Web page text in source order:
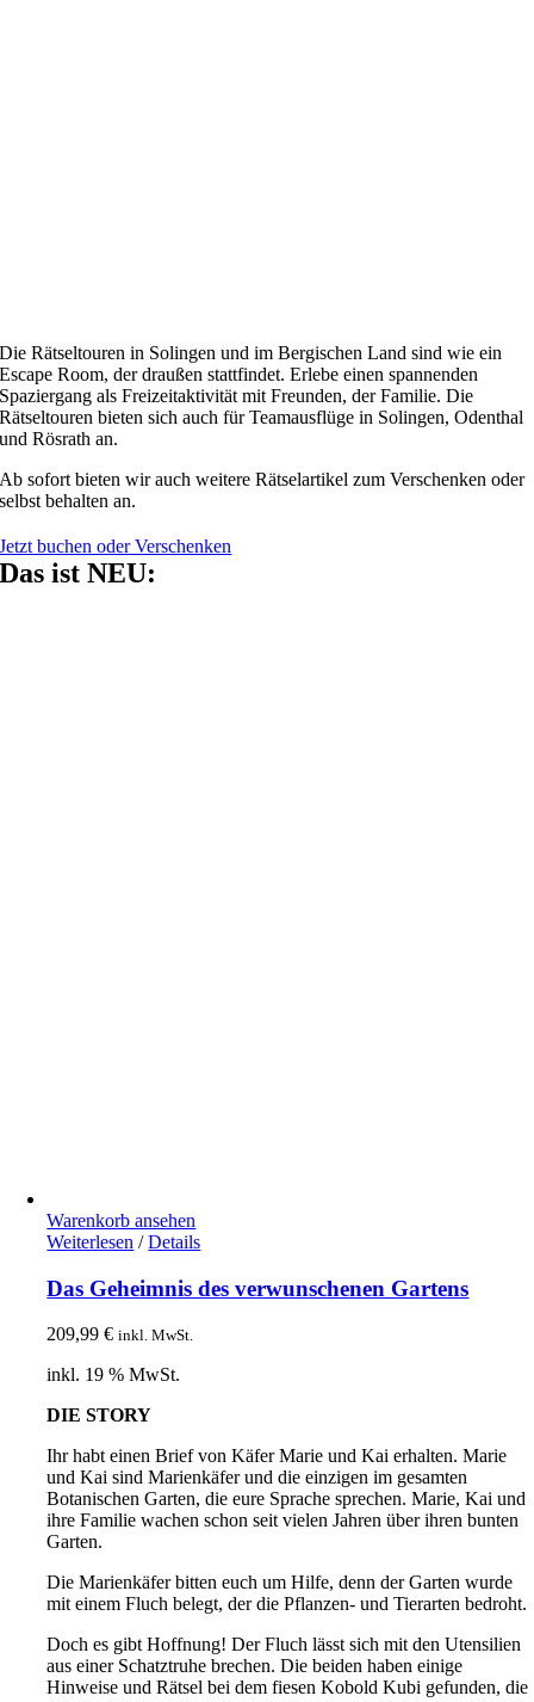
Die Rätseltouren in Solingen und im Bergischen Land sind wie ein
Escape Room, der draußen stattfindet. Erlebe einen spannenden
Spaziergang als Freizeitaktivität mit Freunden, der Familie. Die
Rätseltouren bieten sich auch für Teamausflüge in Solingen, Odenthal
und Rösrath an.
Ab sofort bieten wir auch weitere Rätselartikel zum Verschenken oder
selbst behalten an.
Jetzt buchen oder Verschenken
Das ist NEU:
Warenkorb ansehen
Weiterlesen / Details
Das Geheimnis des verwunschenen Gartens
209,99€ inkl. MwSt.
inkl. 19 % MwSt.
DIE STORY
Ihr habt einen Brief von Käfer Marie und Kai erhalten. Marie
und Kai sind Marienkäfer und die einzigen im gesamten
Botanischen Garten, die eure Sprache sprechen. Marie, Kai und
ihre Familie wachen schon seit vielen Jahren über ihren bunten
Garten.
Die Marienkäfer bitten euch um Hilfe, denn der Garten wurde
mit einem Fluch belegt, der die Pflanzen- und Tierarten bedroht.
Doch es gibt Hoffnung! Der Fluch lässt sich mit den Utensilien
aus einer Schatztruhe brechen. Die beiden haben einige
Hinweise und Rätsel bei dem fiesen Kobold Kubi gefunden, die